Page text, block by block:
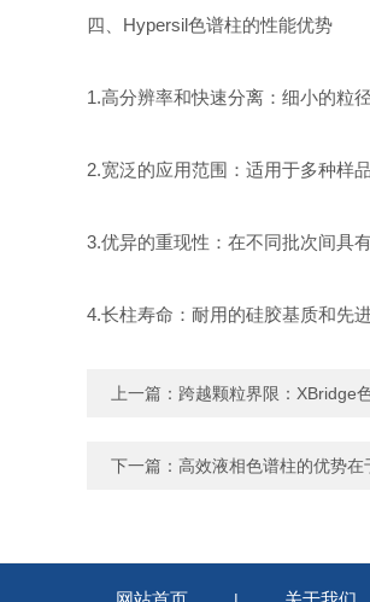
四、Hypersil色谱柱的性能优势
1.高分辨率和快速分离：细小的粒
2.宽泛的应用范围：适用于多种样
3.优异的重现性：在不同批次间具
4.长柱寿命：耐用的硅胶基质和先
上一篇： 跨越颗粒界限：XBridge
下一篇： 高效液相色谱柱的优势